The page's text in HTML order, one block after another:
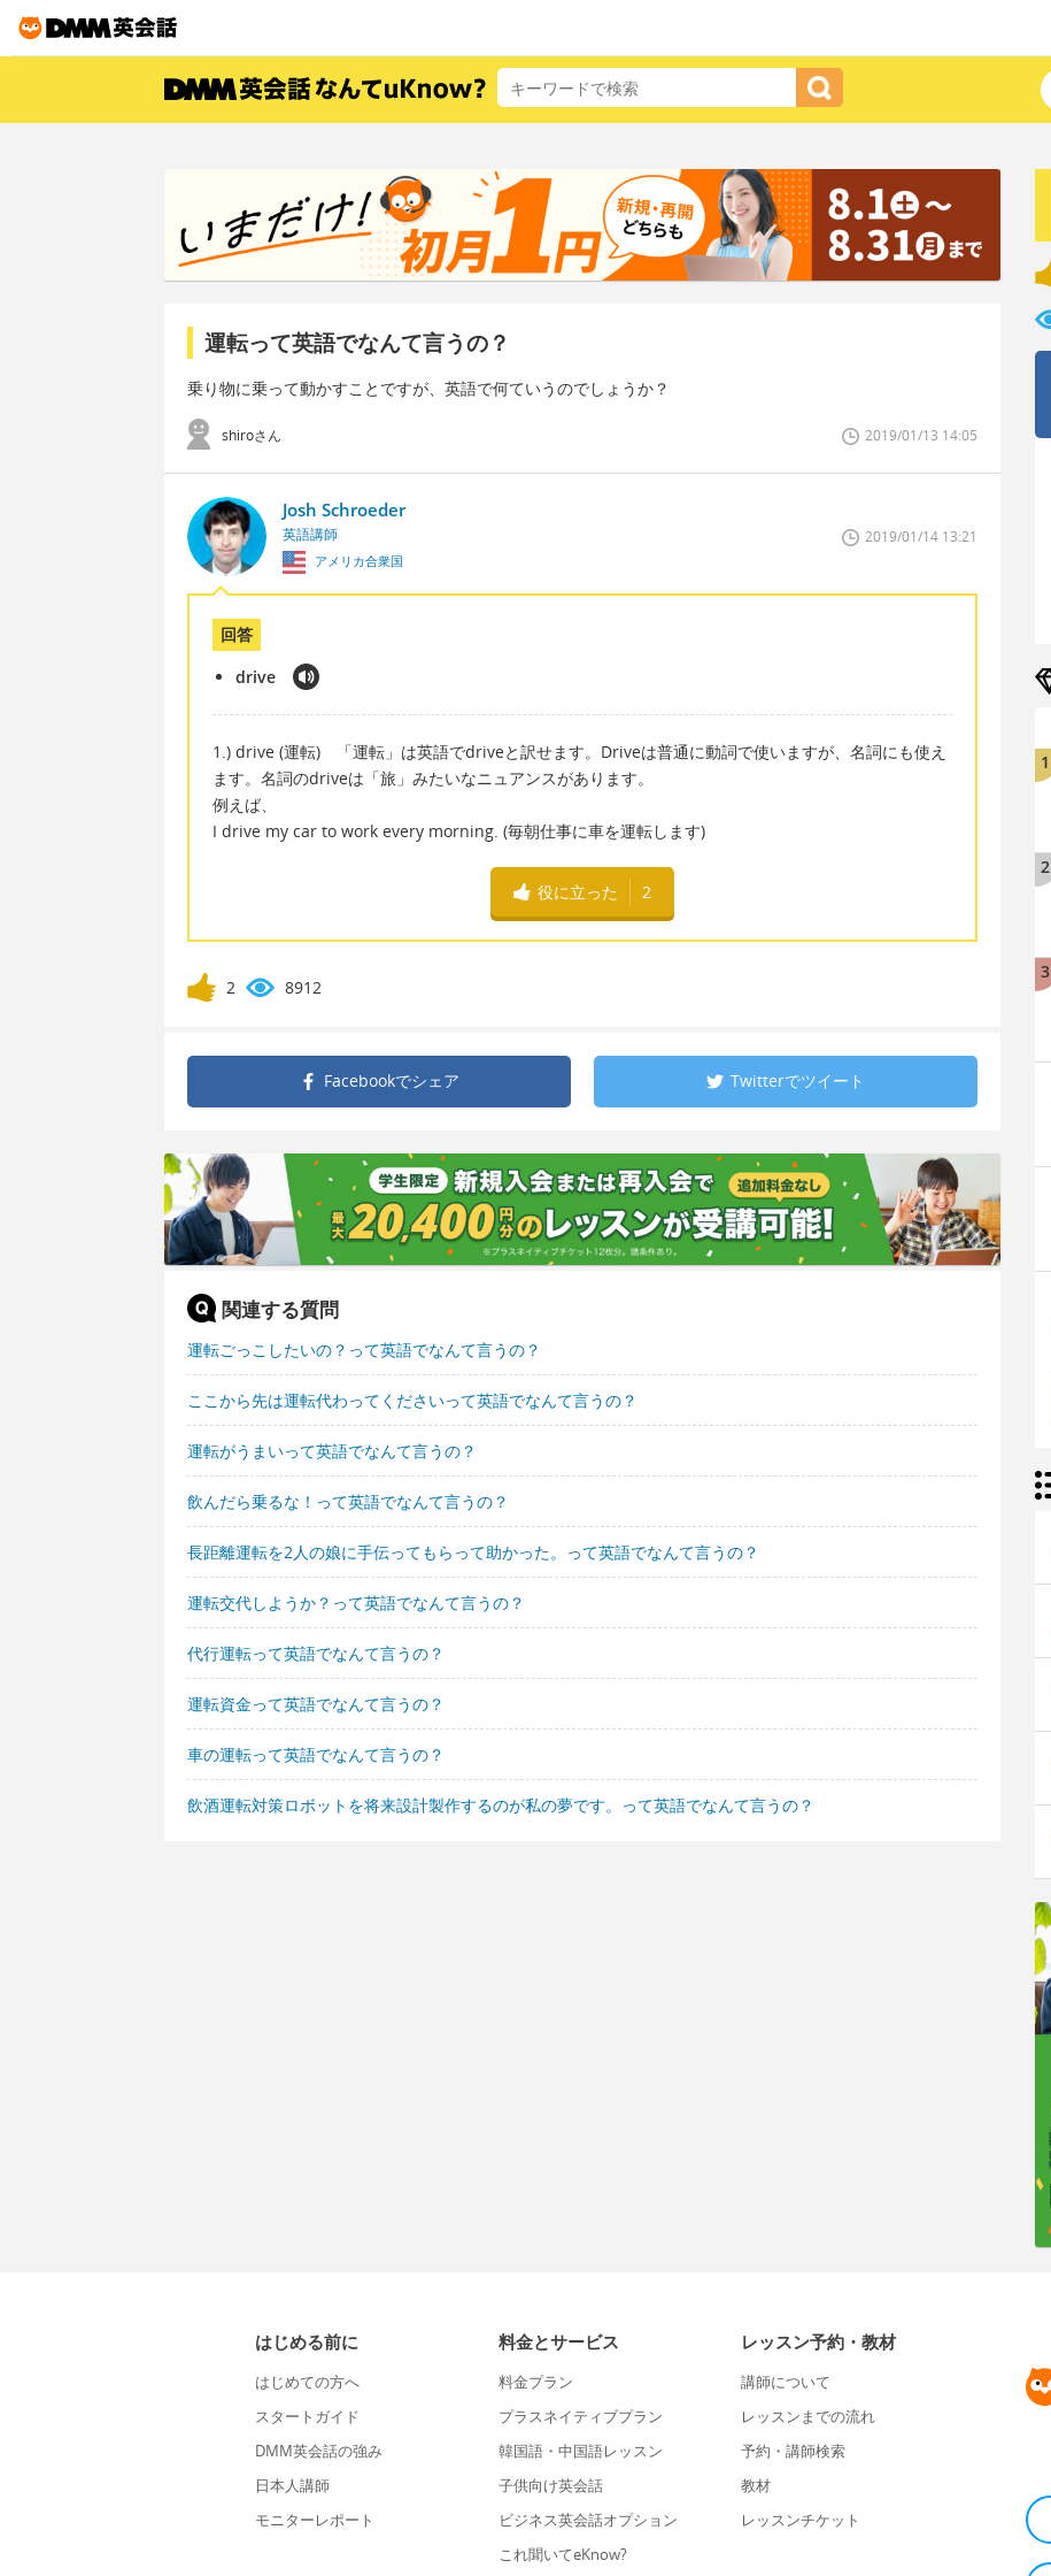
運転って英語でなんて言うの？
乗り物に乗って動かすことですが、英語で何ていうのでしょうか？
shiroさん 2019/01/13 14:05
Josh Schroeder
英語講師
アメリカ合衆国
2019/01/14 13:21
回答
drive
1.) drive (運転) 「運転」は英語でdriveと訳せます。Driveは普通に動詞で使いますが、名詞にも使え
ます。名詞のdriveは「旅」みたいなニュアンスがあります。
例えば、
I drive my car to work every morning. (毎朝仕事に車を運転します)
役に立った 2
2 8912
Facebookでシェア Twitterでツイート
関連する質問
運転ごっこしたいの？って英語でなんて言うの？
ここから先は運転代わってくださいって英語でなんて言うの？
運転がうまいって英語でなんて言うの？
飲んだら乗るな！って英語でなんて言うの？
長距離運転を2人の娘に手伝ってもらって助かった。って英語でなんて言うの？
運転交代しようか？って英語でなんて言うの？
代行運転って英語でなんて言うの？
運転資金って英語でなんて言うの？
車の運転って英語でなんて言うの？
飲酒運転対策ロボットを将来設計製作するのが私の夢です。って英語でなんて言うの？
1
2
3
はじめる前に
はじめての方へ
スタートガイド
DMM英会話の強み
日本人講師
モニターレポート
料金とサービス
料金プラン
プラスネイティブプラン
韓国語・中国語レッスン
子供向け英会話
ビジネス英会話オプション
これ聞いてeKnow?
レッスン予約・教材
講師について
レッスンまでの流れ
予約・講師検索
教材
レッスンチケット